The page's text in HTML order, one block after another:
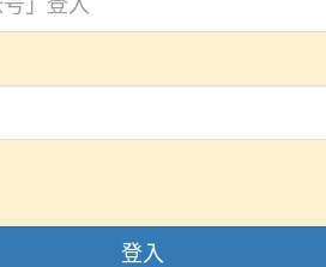
登入